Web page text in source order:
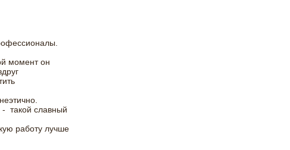
момент он
- такой славный
работу лучше